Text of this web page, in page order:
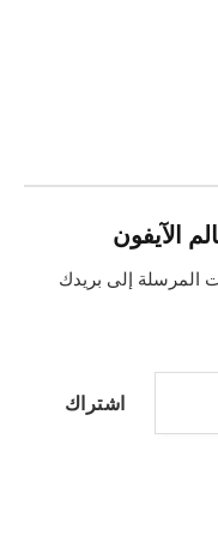
الآيفون
المرسلة إلى بريدك
اشتراك